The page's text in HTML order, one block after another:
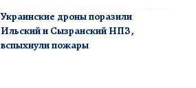
Украинские дроны поразили
Ильский и Сызранский НПЗ,
вспыхнули пожары